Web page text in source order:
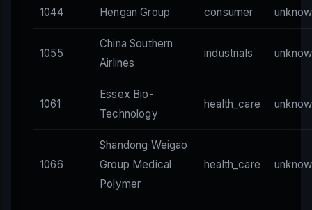
1044 Hengan Group consumer
1055
China Southern
Airlines
industrials
1061
Essex Bio-
Technology
health_care
1066
Shandong Weigao
Group Medical
Polymer
health_care